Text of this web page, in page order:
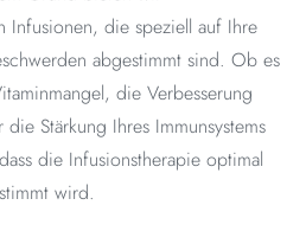
Infusionen, die speziell auf Ihre
abgestimmt sind. Ob es
die Verbesserung
Stärkung Ihres Immunsystems
die Infusionstherapie optimal
wird.